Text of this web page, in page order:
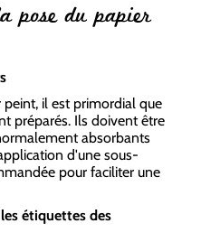
pose du papier
il est primordial que
préparés. Ils doivent être
absorbants
d'une sous-
pour faciliter une
les étiquettes des